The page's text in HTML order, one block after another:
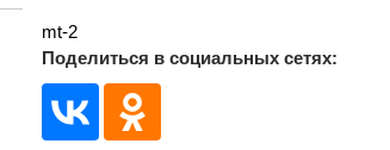
mt-2
Поделиться в социальных сетях: